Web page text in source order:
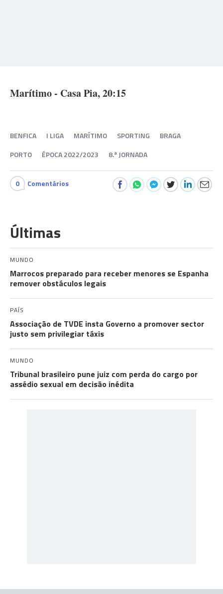
Marítimo - Casa Pia, 20:15
BENFICA I LIGA MARÍTIMO SPORTING
BRAGA
PORTO
ÉPOCA 2022/2023 8.ª JORNADA
0 Comentários
Últimas
MUNDO
Marrocos preparado para receber menores se Espanha
remover obstáculos legais
PAÍS
Associação de TVDE insta Governo a promover sector
justo sem privilegiar táxis
MUNDO
Tribunal brasileiro pune juiz com perda do cargo por
assédio sexual em decisão inédita